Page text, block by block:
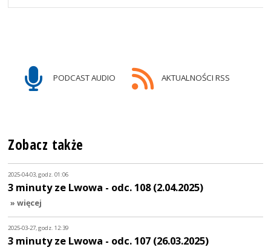
PODCAST AUDIO AKTUALNOŚCI RSS
Zobacz także
2025-04-03, godz. 01:06
3 minuty ze Lwowa - odc. 108 (2.04.2025)
» więcej
2025-03-27, godz. 12:39
3 minuty ze Lwowa - odc. 107 (26.03.2025)